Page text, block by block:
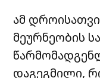
ამ
მეურნეობის
დაგეგმილი,